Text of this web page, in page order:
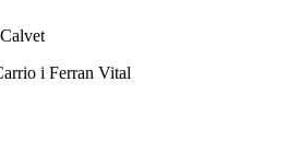
i Ferran Vital